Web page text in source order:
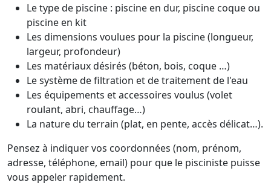
Le type de piscine : piscine en dur, piscine coque ou
piscine en kit
Les dimensions voulues pour la piscine (longueur,
largeur, profondeur)
Les matériaux désirés (béton, bois, coque …)
Le système de filtration et de traitement de l'eau
Les équipements et accessoires voulus (volet
roulant, abri, chauffage…)
La nature du terrain (plat, en pente, accès délicat…).
Pensez à indiquer vos coordonnées (nom, prénom,
adresse, téléphone, email) pour que le pisciniste puisse
vous appeler rapidement.